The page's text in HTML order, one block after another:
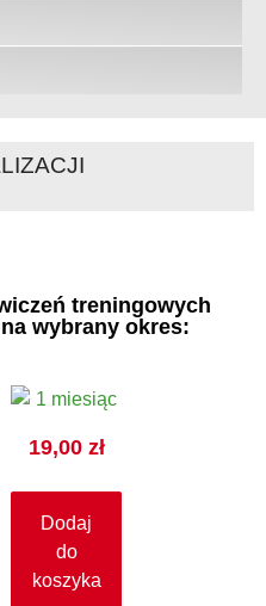
treningowych
wybrany okres:
19,00 zł
Dodaj
do
koszyka